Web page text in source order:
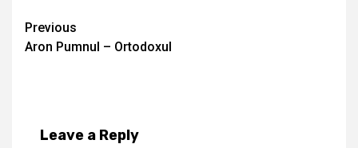
Continue
Reading
Previous
Aron Pumnul – Ortodoxul
Leave a Reply